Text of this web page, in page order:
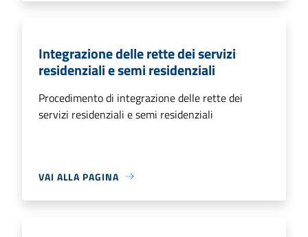
Integrazione delle rette dei servizi
residenziali e semi residenziali
Procedimento di integrazione delle rette dei
servizi residenziali e semi residenziali
VAI ALLA PAGINA